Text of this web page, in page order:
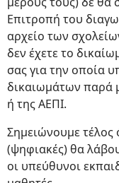
Επιτροπή του
αρχείο των
δεν έχετε το
σας για την οποία
δικαιωμάτων παρά
ή της ΑΕΠΙ.
Σημειώνουμε τέλος
(ψηφιακές) θα
οι υπεύθυνοι